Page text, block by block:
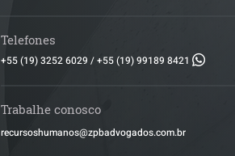
Telefones
+55 (19) 3252 6029 /+55 (19) 99189 8421
Trabalhe conosco
​recursoshumanos@zpbadvogados.com.br